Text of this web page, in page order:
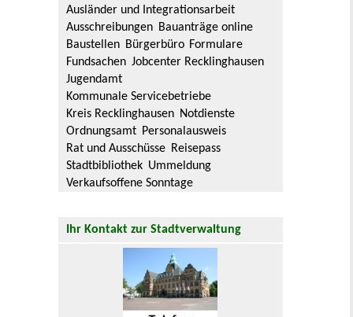
Ausländer und Integrationsarbeit
Ausschreibungen Bauanträge online
Baustellen Bürgerbüro Formulare
Fundsachen Jobcenter Recklinghausen
Jugendamt
Kommunale Servicebetriebe
Kreis Recklinghausen Notdienste
Ordnungsamt Personalausweis
Rat und Ausschüsse Reisepass
Stadtbibliothek Ummeldung
Verkaufsoffene Sonntage
Ihr Kontakt zur Stadtverwaltung